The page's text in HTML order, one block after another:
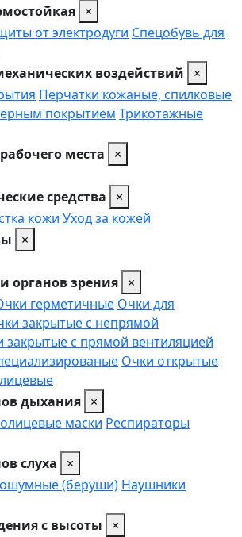
×
от электродуги Спецобувь для
воздействий
×
Перчатки кожаные, спилковые
покрытием Трикотажные
места
×
средства
×
кожи Уход за кожей
×
органов зрения ×
герметичные Очки для
закрытые с непрямой
закрытые с прямой вентиляцией
Очки открытые
дыхания ×
маски Респираторы
слуха
×
(беруши) Наушники
с высоты
×